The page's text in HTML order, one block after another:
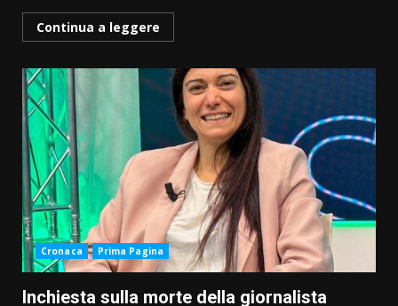
Continua a leggere
Cronaca Prima Pagina
Inchiesta sulla morte della giornalista